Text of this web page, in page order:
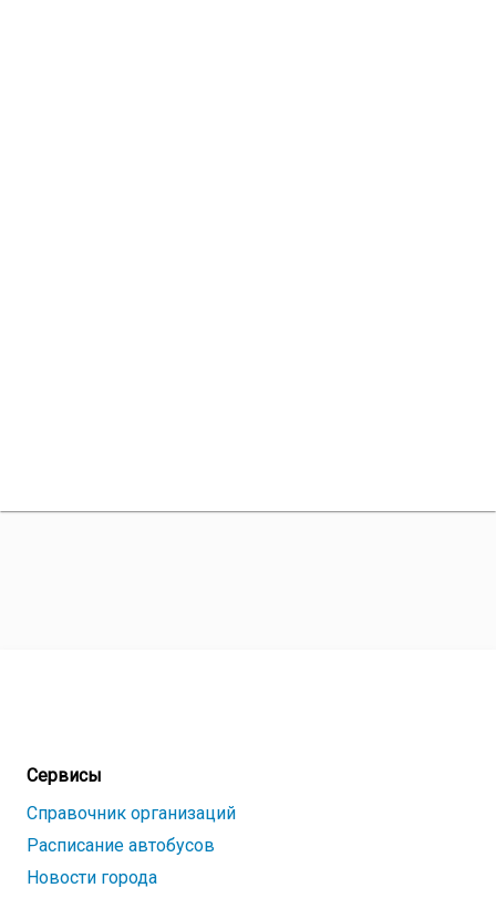
Сервисы
Справочник организаций
Расписание автобусов
Новости города